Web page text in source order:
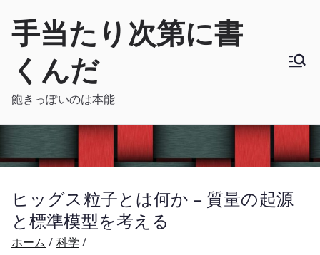
手当たり次第に書
くんだ
飽きっぽいのは本能
ヒッグス粒子とは何か – 質量の起源
と標準模型を考える
ホーム
科学